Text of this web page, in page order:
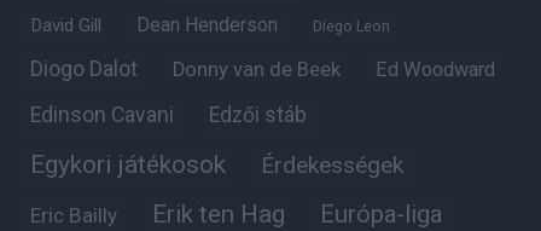
David Gill Dean Henderson Diego Leon
Diogo Dalot Donny van de Beek Ed Woodward
Edinson Cavani Edzői stáb
Egykori játékosok Érdekességek
Eric Bailly Erik ten Hag Európa-liga